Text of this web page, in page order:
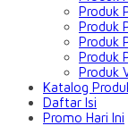
Produk
Produk
Produk
Produk
Produk
Katalog
Daftar Isi
Promo Hari Ini